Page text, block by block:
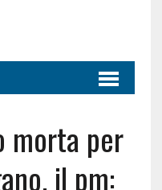
morta per
il pm: